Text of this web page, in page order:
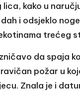
kako u
i odsjeklo
trećeg
da spaja
požar u
Znala je i